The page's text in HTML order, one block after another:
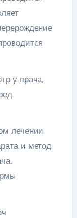
у врача,
лечении
и метод